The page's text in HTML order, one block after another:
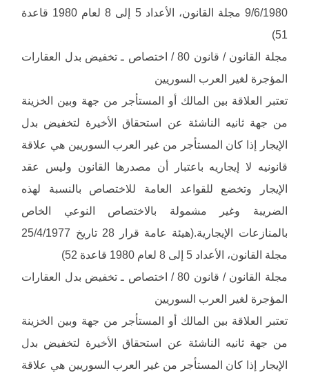
9/6/1980 مجلة القانون، الأعداد 5 إلى 8 لعام 1980 قاعدة
51)
مجلة القانون / قانون 80 / اختصاص ـ تخفيض بدل العقارات
المؤجرة لغير العرب السوريين
تعتبر العلاقة بين المالك أو المستأجر من جهة وبين الخزينة
من جهة ثانيه الناشئة عن استحقاق الأخيرة لتخفيض بدل
الإيجار إذا كان المستأجر من غير العرب السوريين هي علاقة
قانونيه لا إيجاريه باعتبار أن مصدرها القانون وليس عقد
الإيجار وتخضع للقواعد العامة للاختصاص بالنسبة لهذه
الضريبة وغير مشمولة بالاختصاص النوعي الخاص
بالمنازعات الإيجارية.(هيئة عامة قرار 28 تاريخ 25/4/1977
مجلة القانون، الأعداد 5 إلى 8 لعام 1980 قاعدة 52)
مجلة القانون / قانون 80 / اختصاص ـ تخفيض بدل العقارات
المؤجرة لغير العرب السوريين
تعتبر العلاقة بين المالك أو المستأجر من جهة وبين الخزينة
من جهة ثانيه الناشئة عن استحقاق الأخيرة لتخفيض بدل
الإيجار إذا كان المستأجر من غير العرب السوريين هي علاقة